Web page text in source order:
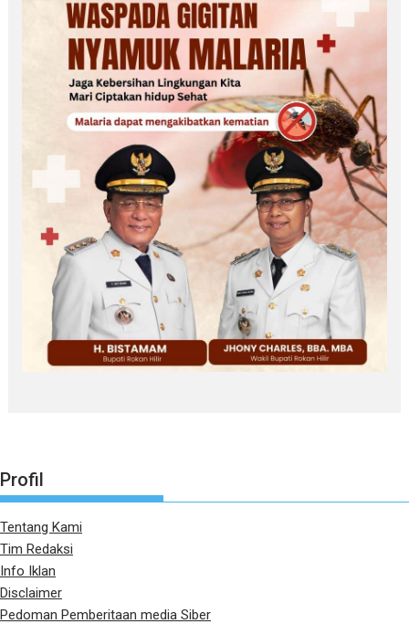
Profil
Tentang Kami
Tim Redaksi
Info Iklan
Disclaimer
Pedoman Pemberitaan media Siber